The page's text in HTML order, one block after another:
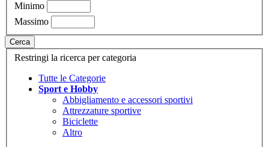
Minimo
Massimo
Cerca
Restringi la ricerca per categoria
Tutte le Categorie
Sport e Hobby
Abbigliamento e accessori sportivi
Attrezzature sportive
Biciclette
Altro